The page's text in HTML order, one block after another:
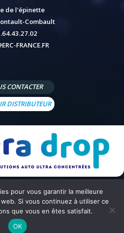
de l'épinette
Combault
FRANCE.FR
CONTACTER
DISTRIBUTEUR
Mentions légales Politique de confidentialité
de vente
pour vous garantir la meilleure
Si vous continuez à utiliser ce
que vous en êtes satisfait.
OK